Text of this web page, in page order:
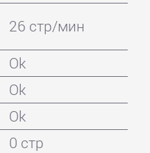
26 стр/мин
Ok
Ok
Ok
0 стр